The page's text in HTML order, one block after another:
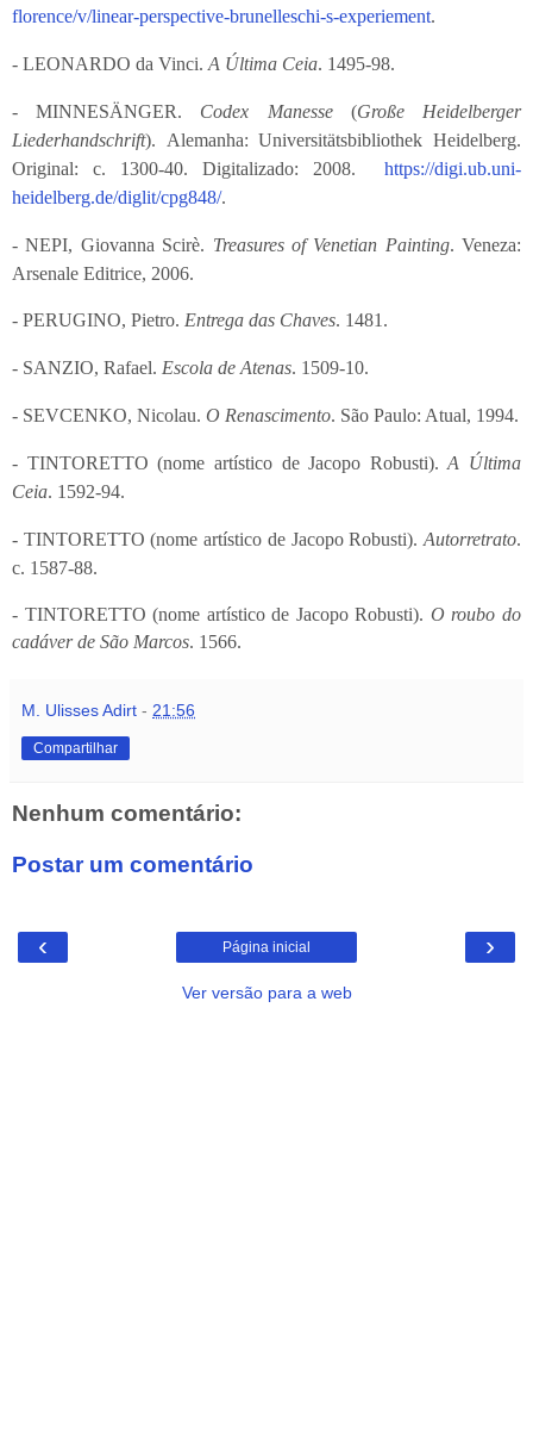
florence/v/linear-perspective-brunelleschi-s-experiement.
- LEONARDO da Vinci. A Última Ceia. 1495-98.
- MINNESÄNGER. Codex Manesse(Große Heidelberger
Liederhandschrift). Alemanha: Universitätsbibliothek Heidelberg.
Original: c. 1300-40. Digitalizado: 2008. https://digi.ub.uni-
heidelberg.de/diglit/cpg848/.
- NEPI, Giovanna Scirè. Treasures of Venetian Painting. Veneza:
Arsenale Editrice, 2006.
- PERUGINO, Pietro. Entrega das Chaves. 1481.
- SANZIO, Rafael. Escola de Atenas. 1509-10.
- SEVCENKO, Nicolau. O Renascimento. São Paulo: Atual, 1994.
- TINTORETTO (nome artístico de Jacopo Robusti).A Última
Ceia. 1592-94.
- TINTORETTO (nome artístico de Jacopo Robusti). Autorretrato.
c. 1587-88.
- TINTORETTO (nome artístico de Jacopo Robusti). O roubo do
cadáver de São Marcos. 1566.
M. Ulisses Adirt - 21:56
Compartilhar
Nenhum comentário:
Postar um comentário
‹ ›
Página inicial
Ver versão para a web